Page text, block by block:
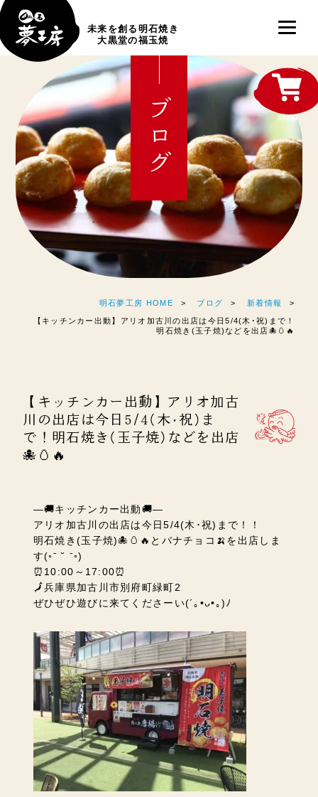
未来を創る明石焼き
大黒堂の福玉焼
ブログ
明石夢工房 HOME ブログ 新着情報
【キッチンカー出動】アリオ加古川の出店は今日5/4(木･祝)まで！
明石焼き(玉子焼)などを出店🐙🥚🔥
【キッチンカー出動】アリオ加古
川の出店は今日5/4(木･祝)ま
で！明石焼き(玉子焼)などを出店
🐙🥚🔥
―🚚キッチンカー出動🚚―
アリオ加古川の出店は今日5/4(木･祝)まで！！
明石焼き(玉子焼)🐙🥚🔥と バナチョコ🍌を出店しま
す(◦ˉ ˘ ˉ◦)
⏰10:00～17:00⏰
🗾兵庫県加古川市別府町緑町2
ぜひぜひ遊びに来てくださーい(´｡ •ᴗ•｡)ﾉ
shop